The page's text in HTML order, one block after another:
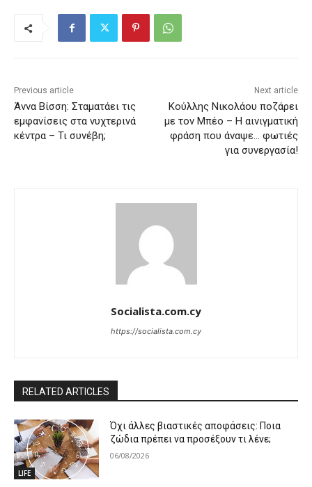
Previous article
Άννα Βίσση: Σταματάει τις
εμφανίσεις στα νυχτερινά
κέντρα – Τι συνέβη;
Next article
Κούλλης Νικολάου ποζάρει
με τον Μπέο – Η αινιγματική
φράση που άναψε… φωτιές
για συνεργασία!
Socialista.com.cy
https://socialista.com.cy
RELATED ARTICLES
LIFE
Όχι άλλες βιαστικές αποφάσεις: Ποια
ζώδια πρέπει να προσέξουν τι λένε;
06/08/2026